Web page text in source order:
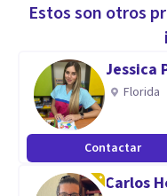
Estos son otros
Jessica
Florida
Contactar
Carlos